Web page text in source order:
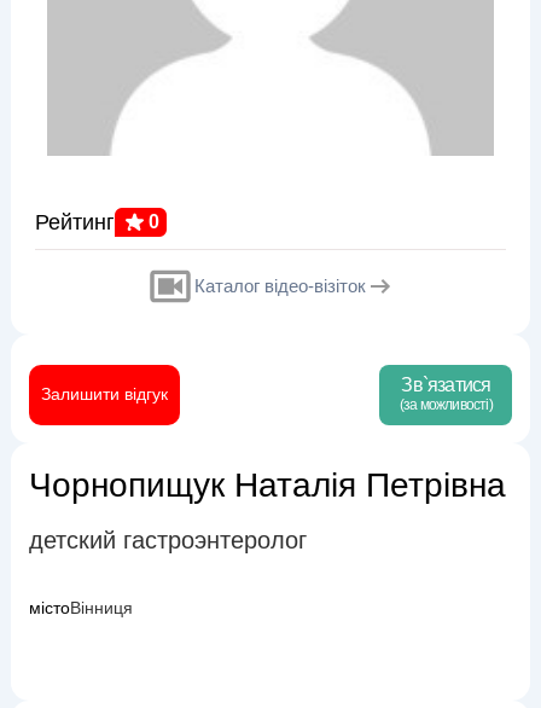
Рейтинг 0
Каталог відео-візіток
Залишити відгук Зв`язатися
(за можливості)
Чорнопищук Наталія Петрівна
детский гастроэнтеролог
містоВінниця